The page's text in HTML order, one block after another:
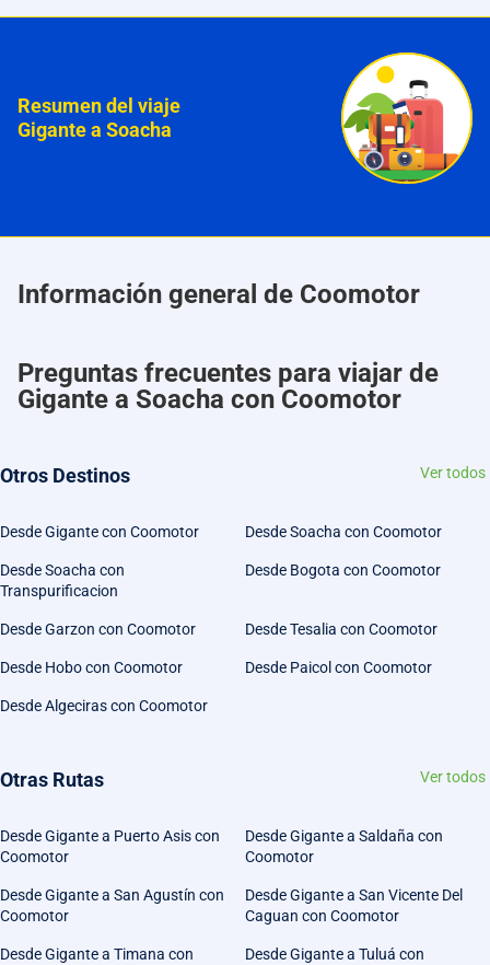
Resumen del viaje
Gigante a Soacha
Información general de Coomotor
Preguntas frecuentes para viajar de
Gigante a Soacha con Coomotor
Otros Destinos Ver todos
Desde Gigante con Coomotor Desde Soacha con Coomotor
Desde Soacha con
Transpurificacion
Desde Bogota con Coomotor
Desde Garzon con Coomotor Desde Tesalia con Coomotor
Desde Hobo con Coomotor Desde Paicol con Coomotor
Desde Algeciras con Coomotor
Otras Rutas Ver todos
Desde Gigante a Puerto Asis con
Coomotor
Desde Gigante a Saldaña con
Coomotor
Desde Gigante a San Agustín con
Coomotor
Desde Gigante a San Vicente Del
Caguan con Coomotor
Desde Gigante a Timana con
Desde Gigante a Tuluá con